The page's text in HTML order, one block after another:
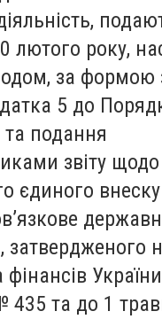
лютого року,
за формою
5 до
подання
звіту
єдиного
затвердженого
фінансів
та до 1